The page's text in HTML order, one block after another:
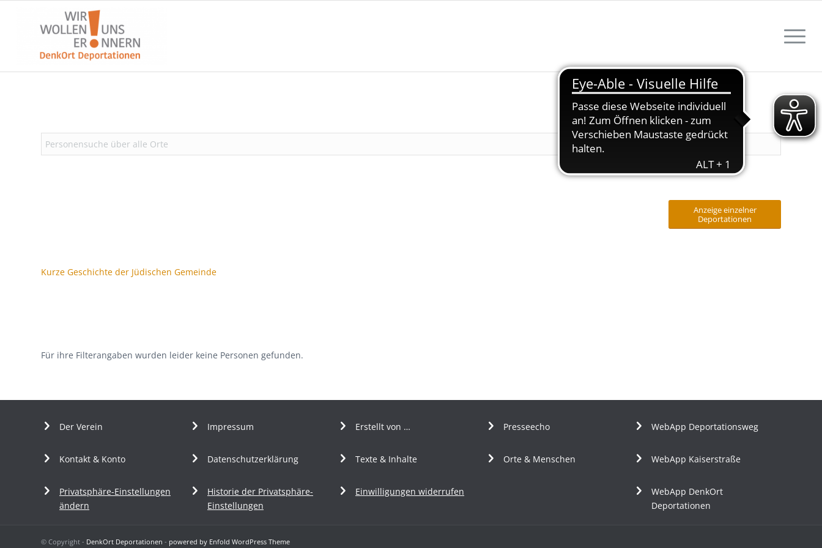
Anzeige einzelner
Deportationen
Kurze Geschichte der Jüdischen Gemeinde
Für ihre Filterangaben wurden leider keine Personen gefunden.
Der Verein
Kontakt & Konto
Privatsphäre-Einstellungen
ändern
Impressum
Datenschutzerklärung
Historie der Privatsphäre-
Einstellungen
Erstellt von …
Texte & Inhalte
Einwilligungen widerrufen
Presseecho
Orte & Menschen
WebApp Deportationsweg
WebApp Kaiserstraße
WebApp DenkOrt
Deportationen
© Copyright - DenkOrt Deportationen - powered by Enfold WordPress Theme